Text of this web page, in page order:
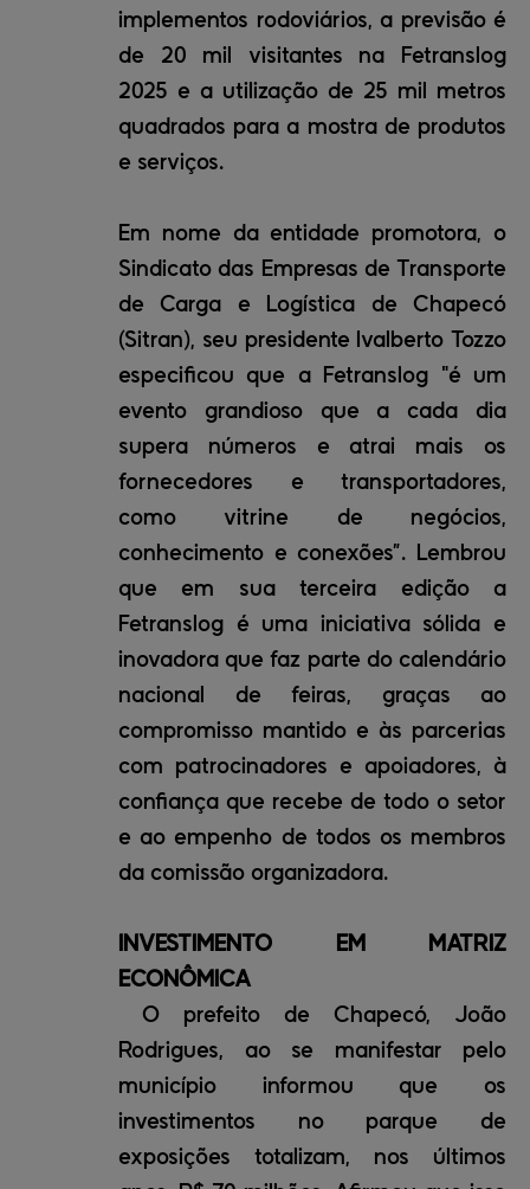
implementos rodoviários, a previsão é
de 20 mil visitantes na Fetranslog
2025 e a utilização de 25 mil metros
quadrados para a mostra de produtos
e serviços.
Em nome da entidade promotora, o
Sindicato das Empresas de Transporte
de Carga e Logística de Chapecó
(Sitran), seu presidente Ivalberto Tozzo
especificou que a Fetranslog "é um
evento grandioso que a cada dia
supera números e atrai mais os
fornecedores e transportadores,
como vitrine de negócios,
conhecimento e conexões”. Lembrou
que em sua terceira edição a
Fetranslog é uma iniciativa sólida e
inovadora que faz parte do calendário
nacional de feiras, graças ao
compromisso mantido e às parcerias
com patrocinadores e apoiadores, à
confiança que recebe de todo o setor
e ao empenho de todos os membros
da comissão organizadora.
INVESTIMENTO EM MATRIZ
ECONÔMICA
O prefeito de Chapecó, João
Rodrigues, ao se manifestar pelo
município informou que os
investimentos no parque de
exposições totalizam, nos últimos